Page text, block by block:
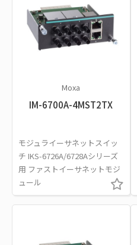
Moxa
IM-6700A-4MST2TX
モジュライーサネットスイッ
チ IKS-6726A/6728Aシリーズ
用 ファストイーサネットモジ
ュール